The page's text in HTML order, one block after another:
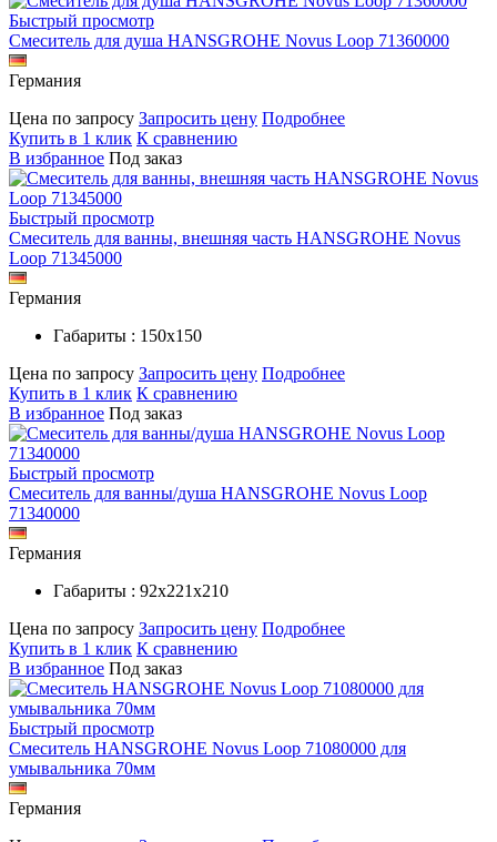
Быстрый просмотр
Смеситель для душа HANSGROHE Novus Loop 71360000
Германия
Цена по запросу Запросить цену Подробнее
Купить в 1 клик К сравнению
В избранное Под заказ
Быстрый просмотр
Смеситель для ванны, внешняя часть HANSGROHE Novus
Loop 71345000
Германия
Габариты : 150х150
Цена по запросу Запросить цену Подробнее
Купить в 1 клик К сравнению
В избранное Под заказ
Быстрый просмотр
Смеситель для ванны/душа HANSGROHE Novus Loop
71340000
Германия
Габариты : 92х221х210
Цена по запросу Запросить цену Подробнее
Купить в 1 клик К сравнению
В избранное Под заказ
Быстрый просмотр
Смеситель HANSGROHE Novus Loop 71080000 для
умывальника 70мм
Германия